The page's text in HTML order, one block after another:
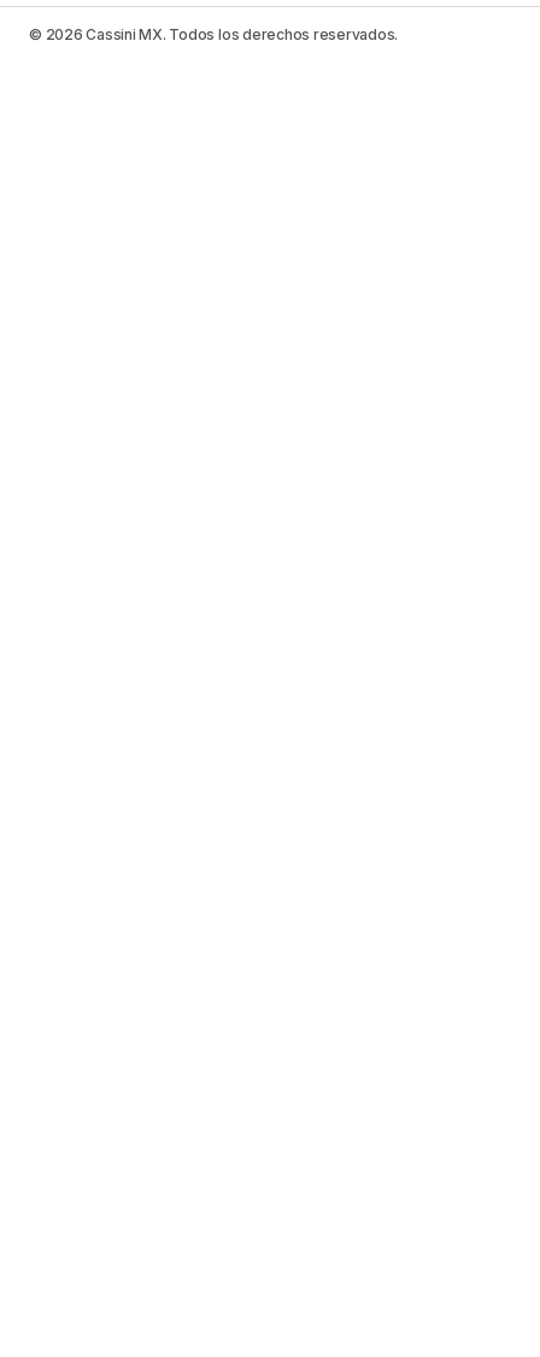
© 2026 Cassini MX. Todos los derechos reservados.